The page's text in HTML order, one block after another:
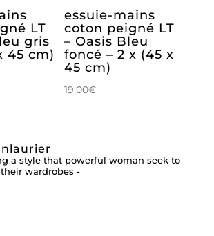
LT
gris
45 cm)
essuie-mains
coton peigné LT
– Oasis Bleu
foncé – 2 x (45 x
45 cm)
19,00€
a style that powerful woman seek to
wardrobes -